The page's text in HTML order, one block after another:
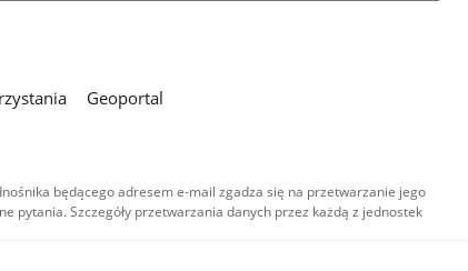
Geoportal
będącego adresem e-mail zgadza się na przetwarzanie jego
pytania. Szczegóły przetwarzania danych przez każdą z jednostek